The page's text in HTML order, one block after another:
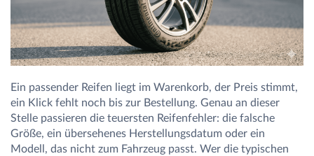
Ein passender Reifen liegt im Warenkorb, der Preis stimmt,
ein Klick fehlt noch bis zur Bestellung. Genau an dieser
Stelle passieren die teuersten Reifenfehler: die falsche
Größe, ein übersehenes Herstellungsdatum oder ein
Modell, das nicht zum Fahrzeug passt. Wer die typischen